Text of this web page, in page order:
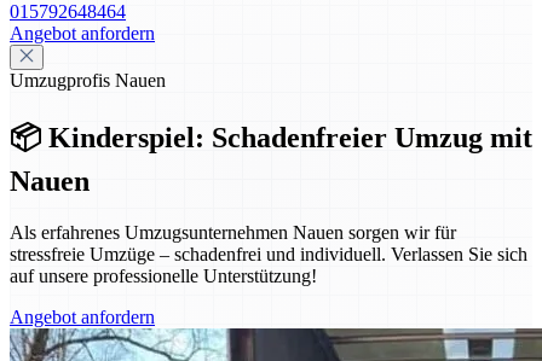
015792648464
Angebot anfordern
Umzugprofis Nauen
📦 Kinderspiel: Schadenfreier Umzug mit
Nauen
Als erfahrenes Umzugsunternehmen Nauen sorgen wir für
stressfreie Umzüge – schadenfrei und individuell. Verlassen Sie sich
auf unsere professionelle Unterstützung!
Angebot anfordern